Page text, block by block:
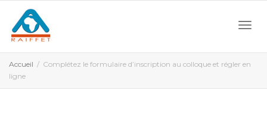
Accueil
Complétez le formulaire d’inscription au colloque et régler en
ligne